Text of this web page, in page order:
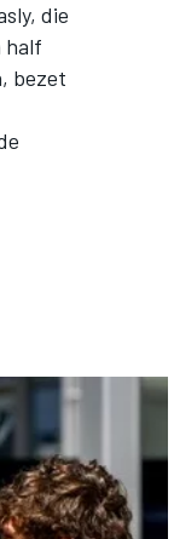
die
half
bezet